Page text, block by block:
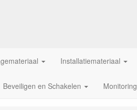
Installatiemateriaal
Beveiligen en Schakelen